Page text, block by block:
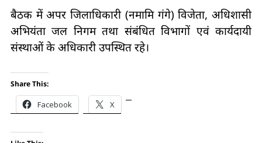
बैठक में अपर जिलाधिकारी (नमामि गंगे) विजेता, अधिशासी
अभियंता जल निगम तथा संबंधित विभागों एवं कार्यदायी
संस्थाओं के अधिकारी उपस्थित रहे।
Share This:
Facebook X